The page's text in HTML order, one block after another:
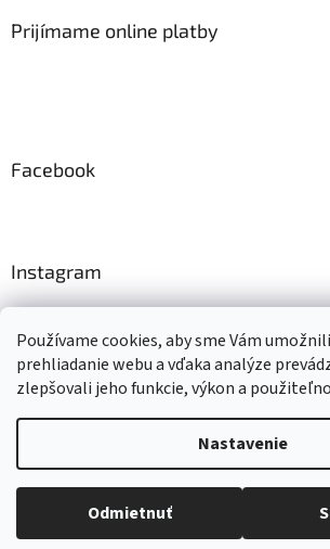
Používame cookies, aby sme Vám
prehliadanie webu a vďaka analýze
zlepšovali jeho funkcie, výkon a
Nastavenie
Odmietnuť
Prijímame online platby
Facebook
Instagram
Sledovať na Instagrame
Copyright 2026KRAMEK.SK - UĽAHČÍ
vyhradené.
Upraviť nastavenie